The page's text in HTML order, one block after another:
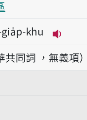
khu
播放
共同詞 ，無義項）